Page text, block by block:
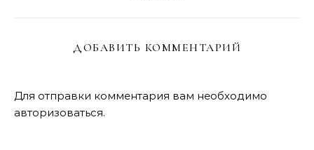
ДОБАВИТЬ КОММЕНТАРИЙ
Для отправки комментария вам необходимо
авторизоваться.